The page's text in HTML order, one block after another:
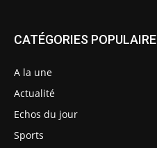
CATÉGORIES POPULAIRE
A la une
Actualité
Echos du jour
Sports